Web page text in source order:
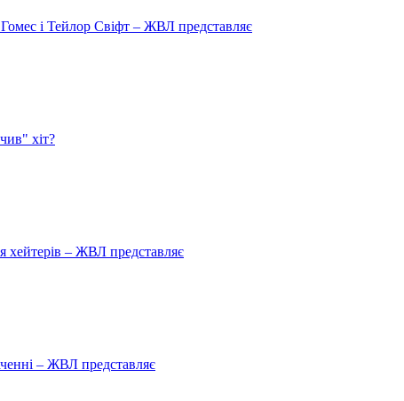
і Тейлор Свіфт – ЖВЛ представляє
хіт?
хейтерів – ЖВЛ представляє
– ЖВЛ представляє